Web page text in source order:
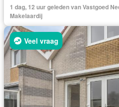
1 dag, 12 uur geleden van Vastgoed
Makelaardij
Veel vraag